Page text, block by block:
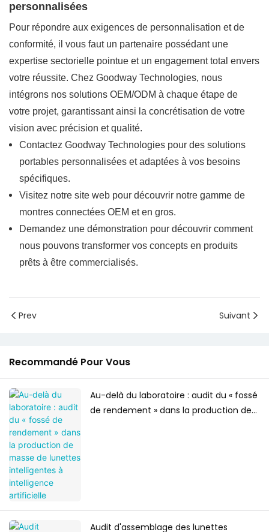
personnalisées
Pour répondre aux exigences de personnalisation et de
conformité, il vous faut un partenaire possédant une
expertise sectorielle pointue et un engagement total envers
votre réussite. Chez Goodway Technologies, nous
intégrons nos solutions OEM/ODM à chaque étape de
votre projet, garantissant ainsi la concrétisation de votre
vision avec précision et qualité.
Contactez Goodway Technologies pour des solutions
portables personnalisées et adaptées à vos besoins
spécifiques.
Visitez notre site web pour découvrir notre gamme de
montres connectées OEM et en gros.
Demandez une démonstration pour découvrir comment
nous pouvons transformer vos concepts en produits
prêts à être commercialisés.
Prev Suivant
Recommandé Pour Vous
Au-delà du laboratoire : audit du « fossé
de rendement » dans la production de
Audit d'assemblage des lunettes